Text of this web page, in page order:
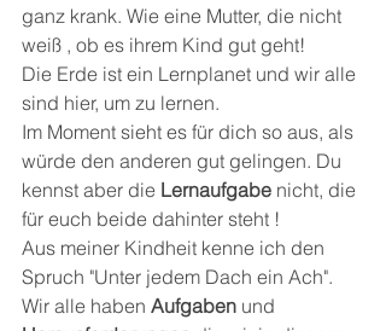
ganz krank. Wie eine Mutter, die nicht
weiß , ob es ihrem Kind gut geht!
Die Erde ist ein Lernplanet und wir alle
sind hier, um zu lernen.
Im Moment sieht es für dich so aus, als
würde den anderen gut gelingen. Du
kennst aber die Lernaufgabe nicht, die
für euch beide dahinter steht !
Aus meiner Kindheit kenne ich den
Spruch "Unter jedem Dach ein Ach".
Wir alle haben Aufgaben und